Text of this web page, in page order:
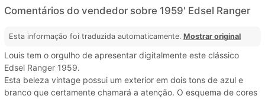
Comentários do vendedor sobre 1959' Edsel Ranger
Esta informação foi traduzida automaticamente. Mostrar original
Louis tem o orgulho de apresentar digitalmente este clássico
Edsel Ranger 1959.
Esta beleza vintage possui um exterior em dois tons de azul e
branco que certamente chamará a atenção. O esquema de cores